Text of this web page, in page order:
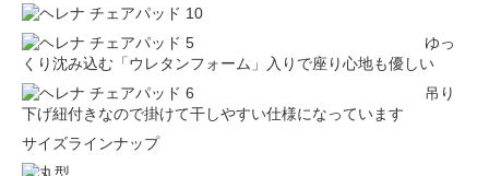
ゆっ
くり沈み込む「ウレタンフォーム」入りで座り心地も優しい
吊り
下げ紐付きなので掛けて干しやすい仕様になっています
サイズラインナップ